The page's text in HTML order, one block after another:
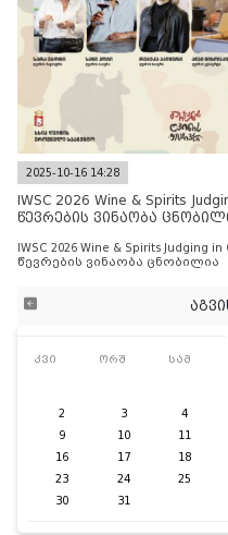
2025-10-16 14:28
IWSC 2026 Wine & Spirits
წევრების ვინაობა
IWSC 2026 Wine & Spirits
წევრების ვინაობა ცნობილია
კვი ორშ სამ
2
3 4
9
10 11
16
17 18
23
24 25
30
31